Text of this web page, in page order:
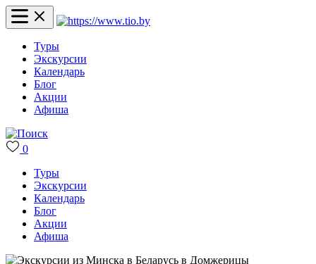
Туры
Экскурсии
Календарь
Блог
Акции
Афиша
0
Туры
Экскурсии
Календарь
Блог
Акции
Афиша